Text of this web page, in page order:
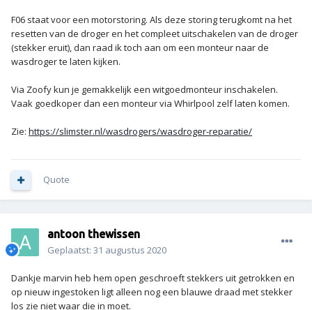
F06 staat voor een motorstoring. Als deze storing terugkomt na het
resetten van de droger en het compleet uitschakelen van de droger
(stekker eruit), dan raad ik toch aan om een monteur naar de
wasdroger te laten kijken.
Via Zoofy kun je gemakkelijk een witgoedmonteur inschakelen.
Vaak goedkoper dan een monteur via Whirlpool zelf laten komen.
Zie: https://slimster.nl/wasdrogers/wasdroger-reparatie/
Quote
antoon thewissen
Geplaatst: 31 augustus 2020
Dankje marvin heb hem open geschroeft stekkers uit getrokken en
op nieuw ingestoken ligt alleen nog een blauwe draad met stekker
los zie niet waar die in moet.